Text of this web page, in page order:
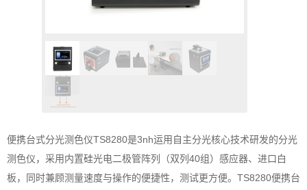
便携台式分光测色仪TS8280是3nh运用自主分光核心技术研发的分光
测色仪，采用内置硅光电二极管阵列（双列40组）感应器、进口白
板，同时兼顾测量速度与操作的便捷性，测试更方便。TS8280便携台